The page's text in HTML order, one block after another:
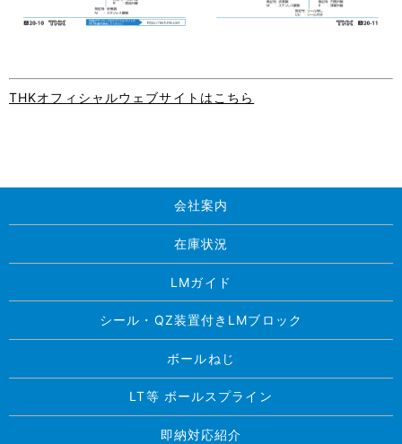
THKオフィシャルウェブサイトはこちら
会社案内
在庫状況
LMガイド
シール・QZ装置付きLMブロック
ボールねじ
LT等 ボールスプライン
即納対応紹介